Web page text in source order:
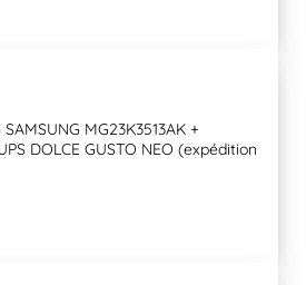
MG23K3513AK +
DOLCE GUSTO NEO (expédition